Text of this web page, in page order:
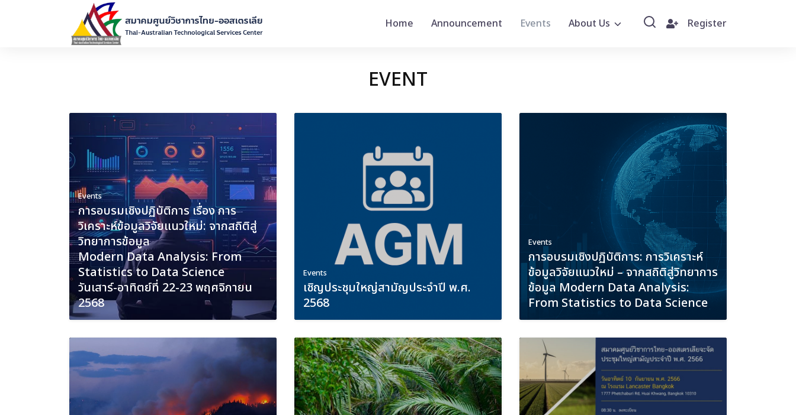
Home Announcement Events About Us Register
EVENT
Events
การอบรมเชิงปฏิบัติการ เรื่อง การ
วิเคราะห์ข้อมูลวิจัยแนวใหม่: จากสถิติสู่
วิทยาการข้อมูล
Modern Data Analysis: From
Statistics to Data Science
วันเสาร์-อาทิตย์ที่ 22-23 พฤศจิกายน
2568
Events
เชิญประชุมใหญ่สามัญประจำปี พ.ศ.
2568
Events
การอบรมเชิงปฏิบัติการ: การวิเคราะห์
ข้อมูลวิจัยแนวใหม่ – จากสถิติสู่วิทยาการ
ข้อมูล Modern Data Analysis:
From Statistics to Data Science